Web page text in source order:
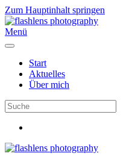
Zum Hauptinhalt springen
Menü
Start
Aktuelles
Über mich